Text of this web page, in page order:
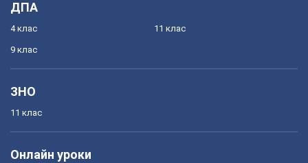
ДПА
4 клас
9 клас
11 клас
ЗНО
11 клас
Онлайн уроки